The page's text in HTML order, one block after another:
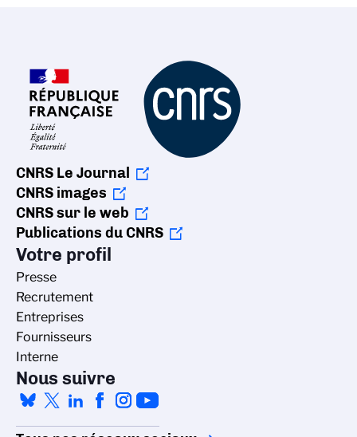
CNRS Le Journal
CNRS images
CNRS sur le web
Publications du CNRS
Votre profil
Presse
Recrutement
Entreprises
Fournisseurs
Interne
Nous suivre